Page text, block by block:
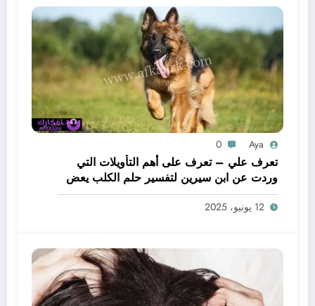
Aya
0
تعرف علي – تعرف على أهم التأويلات التي
وردت عن ابن سيرين لتفسير حلم الكلب يعض
يدي – بالتفصيل
12 يونيو، 2025